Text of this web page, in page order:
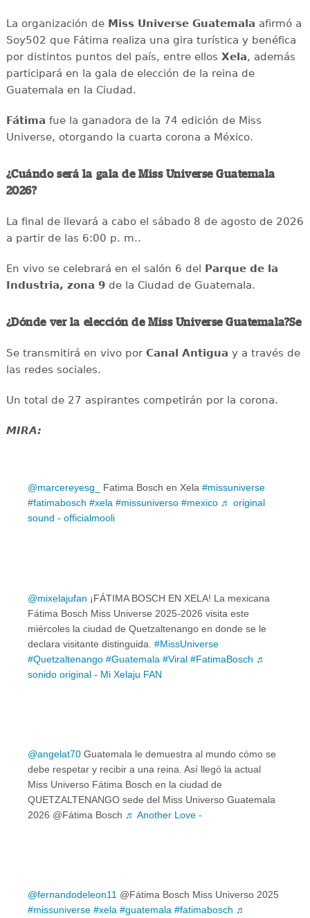
La organización de Miss Universe Guatemala afirmó a
Soy502 que Fátima realiza una gira turística y benéfica
por distintos puntos del país, entre ellos Xela, además
participará en la gala de elección de la reina de
Guatemala en la Ciudad.
Fátima fue la ganadora de la 74 edición de Miss
Universe, otorgando la cuarta corona a México.
¿Cuándo será la gala de Miss Universe Guatemala
2026?
La final de llevará a cabo el sábado 8 de agosto de 2026
a partir de las 6:00 p. m..
En vivo se celebrará en el salón 6 del
Parque de la
Industria, zona 9de la Ciudad de Guatemala.
¿Dónde ver la elección de Miss Universe Guatemala?Se
Se transmitirá en vivo porCanal Antigua y a través de
las redes sociales.
Un total de 27 aspirantes competirán por la corona.
MIRA:
@marcereyesg_ Fatima Bosch en Xela #missuniverse
#fatimabosch #xela #missuniverso #mexico ♬ original
sound - officialmooli
@mixelajufan ¡FÁTIMA BOSCH EN XELA! La mexicana
Fátima Bosch Miss Universe 2025-2026 visita este
miércoles la ciudad de Quetzaltenango en donde se le
declara visitante distinguida. #MissUniverse
#Quetzaltenango #Guatemala #Viral #FatimaBosch ♬
sonido original - Mi Xelaju FAN
@angelat70 Guatemala le demuestra al mundo cómo se
debe respetar y recibir a una reina. Así llegó la actual
Miss Universo Fátima Bosch en la ciudad de
QUETZALTENANGO sede del Miss Universo Guatemala
2026 @Fátima Bosch ♬ Another Love -
@fernandodeleon11 @Fátima Bosch Miss Universo 2025
#missuniverse #xela #guatemala #fatimabosch ♬